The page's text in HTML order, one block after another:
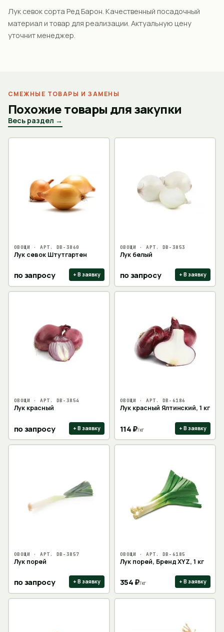
Лук севок сорта Ред Барон. Качественный посадочный
материал и товар для реализации. Актуальную цену
уточнит менеджер.
СМЕЖНЫЕ ТОВАРЫ И ЗАМЕНЫ
Похожие товары для закупки
Весь раздел →
ОВОЩИ · АРТ. DB-3860
Лук севок Штутгартен
по запросу + В заявку
ОВОЩИ · АРТ. DB-3853
Лук белый
по запросу + В заявку
ОВОЩИ · АРТ. DB-3854
Лук красный
по запросу + В заявку
ОВОЩИ · АРТ. DB-6186
Лук красный Ялтинский, 1 кг
114₽/кг + В заявку
ОВОЩИ · АРТ. DB-3857
Лук порей
по запросу + В заявку
ОВОЩИ · АРТ. DB-6185
Лук порей, Бренд XYZ, 1 кг
354₽/кг + В заявку